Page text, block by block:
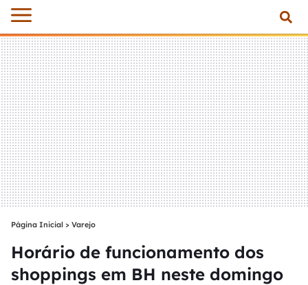
Página Inicial > Varejo
Horário de funcionamento dos
shoppings em BH neste domingo